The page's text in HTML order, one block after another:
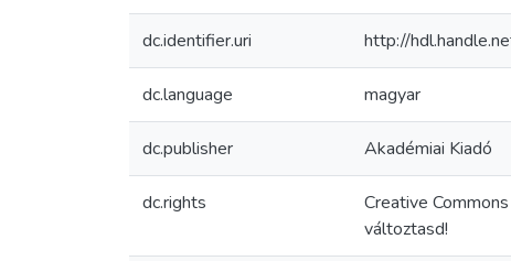
dc.identifier.uri http://
dc.language magyar
dc.publisher Akadémiai Kiadó
dc.rights
Creative
változtasd!